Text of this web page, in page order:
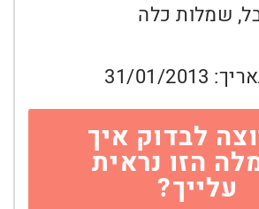
, שמלות כלה
31/01/2013
לבדוק איך
הזו נראית
עלייך?